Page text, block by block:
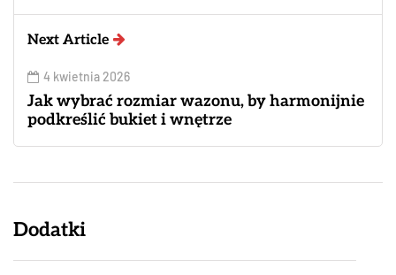
Next Article
4 kwietnia 2026
Jak wybrać rozmiar wazonu, by harmonijnie
podkreślić bukiet i wnętrze
Dodatki